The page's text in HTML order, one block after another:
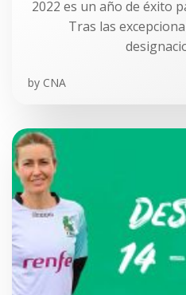
2022 es un año de éxito
Tras las
by CNA